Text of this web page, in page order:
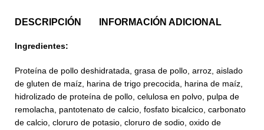
DESCRIPCIÓN INFORMACIÓN ADICIONAL
Ingredientes:
Proteína de pollo deshidratada, grasa de pollo, arroz, aislado
de gluten de maíz, harina de trigo precocida, harina de maíz,
hidrolizado de proteína de pollo, celulosa en polvo, pulpa de
remolacha, pantotenato de calcio, fosfato bicalcico, carbonato
de calcio, cloruro de potasio, cloruro de sodio, oxido de